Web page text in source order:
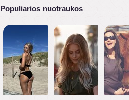
Populiarios nuotraukos